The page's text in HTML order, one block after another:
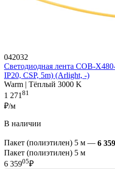
042032
Светодиодная лента COB-
IP20, CSP, 5m) (Arlight, -)
Warm | Тёплый 3000 K
1 271 81
₽/м
В наличии
Пакет (полиэтилен) 5 м — 6 359
Пакет (полиэтилен) 5 м
6 35905₽